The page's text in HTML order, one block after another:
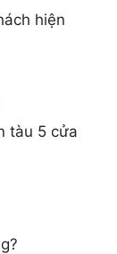
hiện
tàu 5 cửa